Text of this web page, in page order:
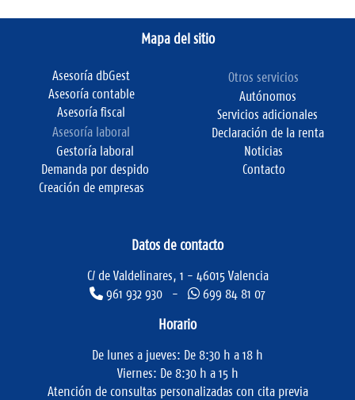
Mapa del sitio
Asesoría dbGest
Asesoría contable
Asesoría fiscal
Asesoría laboral
Gestoría laboral
Demanda por despido
Creación de empresas
Otros servicios
Autónomos
Servicios adicionales
Declaración de la renta
Noticias
Contacto
Datos de contacto
C/ de Valdelinares, 1 - 46015 Valencia
961 932 930 -
699 84 81 07
Horario
De lunes a jueves: De 8:30 h a 18 h
Viernes: De 8:30 h a 15 h
Atención de consultas personalizadas con cita previa